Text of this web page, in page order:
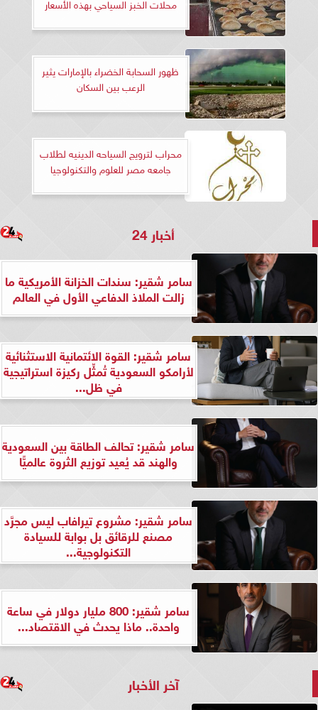
ظهور السحابة الخضراء بالإمارات يثير
الرعب بين السكان
محراب لترويج السياحه الدينيه لطلاب
جامعه مصر للعلوم والتكنولوجيا
أخبار 24
سامر شقير: سندات الخزانة الأمريكية ما
زالت الملاذ الدفاعي الأول في العالم
سامر شقير: القوة الائتمانية الاستثنائية
لأرامكو السعودية تُمثِّل ركيزة استراتيجية
في ظل...
سامر شقير: تحالف الطاقة بين السعودية
والهند قد يُعيد توزيع الثروة عالميًّا
سامر شقير: مشروع تيرافاب ليس مجرَّد
مصنع للرقائق بل بوابة للسيادة
التكنولوجية...
سامر شقير: 800 مليار دولار في ساعة
واحدة.. ماذا يحدث في الاقتصاد...
آخر الأخبار